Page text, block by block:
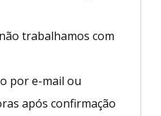
trabalhamos com
por e-mail ou
após confirmação